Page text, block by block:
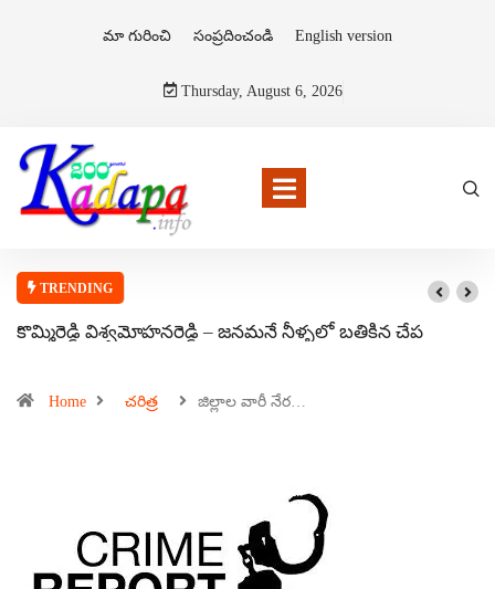
మా గురించి సంప్రదించండి English version
Thursday, August 6, 2026
TRENDING
కొమ్మిరెడ్డి విశ్వమోహనరెడ్డి – జనమనే నీళ్ళలో బతికిన చేప
Home చరిత్ర జిల్లాల వారీ నేర…